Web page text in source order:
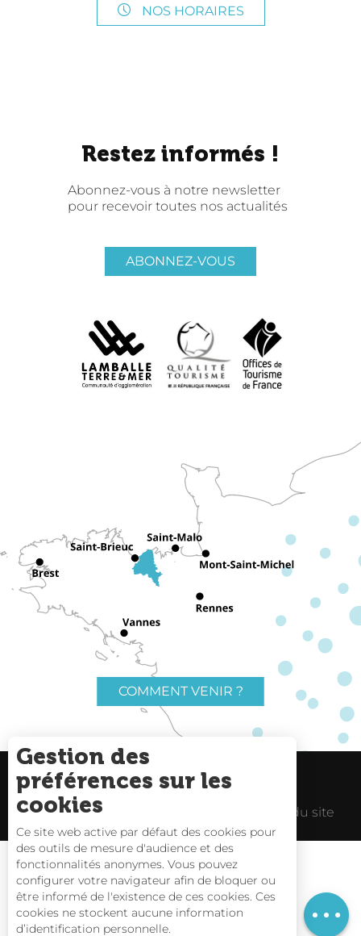
Horaires
NOS HORAIRES
Restez informés !
Abonnez-vous à notre newsletter
pour recevoir toutes nos actualités
ABONNEZ-VOUS
COMMENT VENIR ?
Charte du voyageur Liens utiles
Espace Pro Plan du site
Carte interactive
Gestion des
préférences sur les
cookies
Ce site web active par défaut des cookies pour
des outils de mesure d'audience et des
fonctionnalités anonymes. Vous pouvez
configurer votre navigateur afin de bloquer ou
être informé de l'existence de ces cookies. Ces
cookies ne stockent aucune information
d’identification personnelle.